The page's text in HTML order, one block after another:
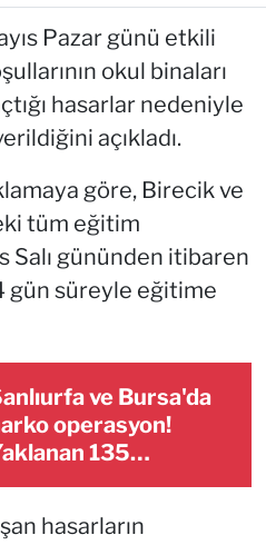
Pazar günü etkili
okul binaları
hasarlar nedeniyle
açıkladı.
göre, Birecik ve
tüm eğitim
Salı gününden itibaren
gün süreyle eğitime
ve Bursa'da
operasyon!
135
hasarların